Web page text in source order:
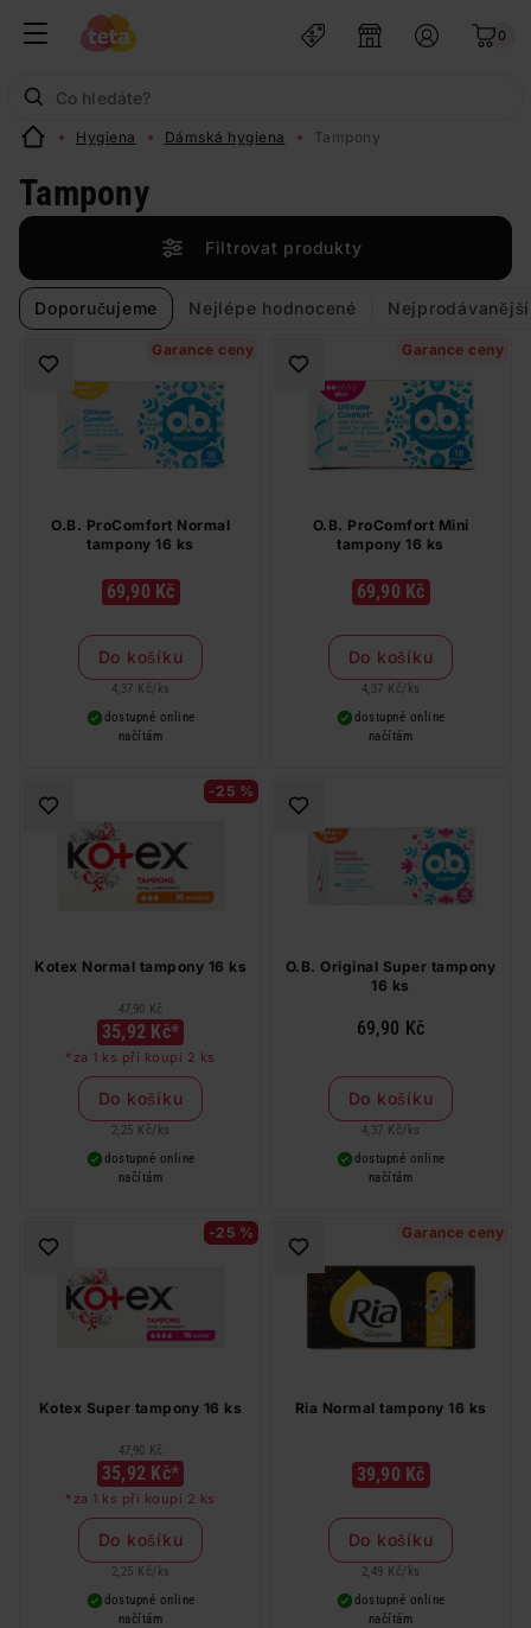
0
Hygiena Dámská hygiena Tampony
Tampony
Filtrovat produkty
Doporučujeme Nejlépe hodnocené Nejprodávanější
Garance ceny
O.B. ProComfort Normal
tampony 16 ks
69,90 Kč
Do košíku
4,37 Kč/ ks
dostupné online
načítám
Garance ceny
O.B. ProComfort Mini
tampony 16 ks
69,90 Kč
Do košíku
4,37 Kč/ ks
dostupné online
načítám
-25 %
Kotex Normal tampony 16 ks
47,90 Kč
35,92 Kč*
*za 1 ks při koupi 2 ks
Do košíku
2,25 Kč/ ks
dostupné online
načítám
O.B. Original Super tampony
16 ks
69,90 Kč
Do košíku
4,37 Kč/ ks
dostupné online
načítám
-25 %
Kotex Super tampony 16 ks
47,90 Kč
35,92 Kč*
*za 1 ks při koupi 2 ks
Do košíku
2,25 Kč/ ks
dostupné online
načítám
Garance ceny
Ria Normal tampony 16 ks
39,90 Kč
Do košíku
2,49 Kč/ ks
dostupné online
načítám